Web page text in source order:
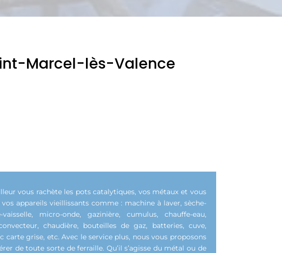
Marcel-lès-Valence
vous rachète les pots catalytiques, vos métaux et vous
appareils vieillissants comme : machine à laver, sèche-
vaisselle, micro-onde, gazinière, cumulus, chauffe-eau,
chaudière, bouteilles de gaz, batteries, cuve,
carte grise, etc. Avec le service plus, nous vous proposons
de toute sorte de ferraille. Qu’il s’agisse du métal ou de